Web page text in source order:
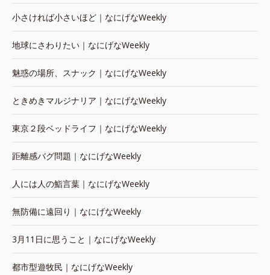
小さければ小さいほど｜なにげなWeekly
地球にさわりたい｜なにげなWeekly
魅惑の場所、スナック｜なにげなWeekly
ときめきマルジナリア｜なにげなWeekly
東京２段ベッドライフ｜なにげなWeekly
距離感バグ問題｜なにげなWeekly
人には人の鮨言葉｜なにげなWeekly
無防備に遠回り｜なにげなWeekly
3月11日に思うこと｜なにげなWeekly
都市型遊牧民｜なにげなWeekly